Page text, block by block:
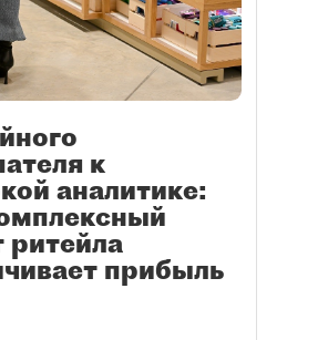
к
аналитике:
ритейла
прибыль